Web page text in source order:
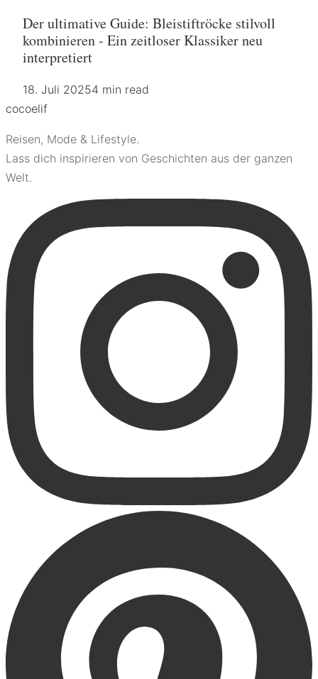
Der ultimative Guide: Bleistiftröcke stilvoll
kombinieren - Ein zeitloser Klassiker neu
interpretiert
18. Juli 20254 min read
cocoelif
Reisen, Mode & Lifestyle.
Lass dich inspirieren von Geschichten aus der ganzen
Welt.